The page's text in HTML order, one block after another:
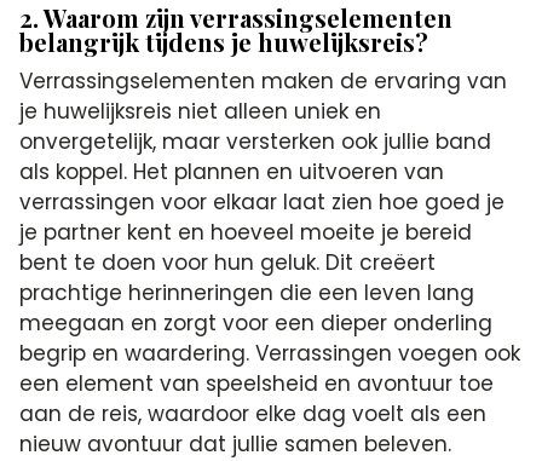
2. Waarom zijn verrassingselementen
belangrijk tijdens je huwelijksreis?
Verrassingselementen maken de ervaring van
je huwelijksreis niet alleen uniek en
onvergetelijk, maar versterken ook jullie band
als koppel. Het plannen en uitvoeren van
verrassingen voor elkaar laat zien hoe goed je
je partner kent en hoeveel moeite je bereid
bent te doen voor hun geluk. Dit creëert
prachtige herinneringen die een leven lang
meegaan en zorgt voor een dieper onderling
begrip en waardering. Verrassingen voegen ook
een element van speelsheid en avontuur toe
aan de reis, waardoor elke dag voelt als een
nieuw avontuur dat jullie samen beleven.